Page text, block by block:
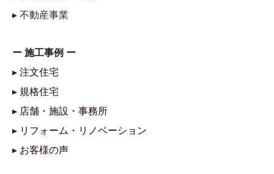
▸ 不動産事業
ー 施工事例 ー
▸ 注文住宅
▸ 規格住宅
▸ 店舗・施設・事務所
▸ リフォーム・リノベーション
▸ お客様の声